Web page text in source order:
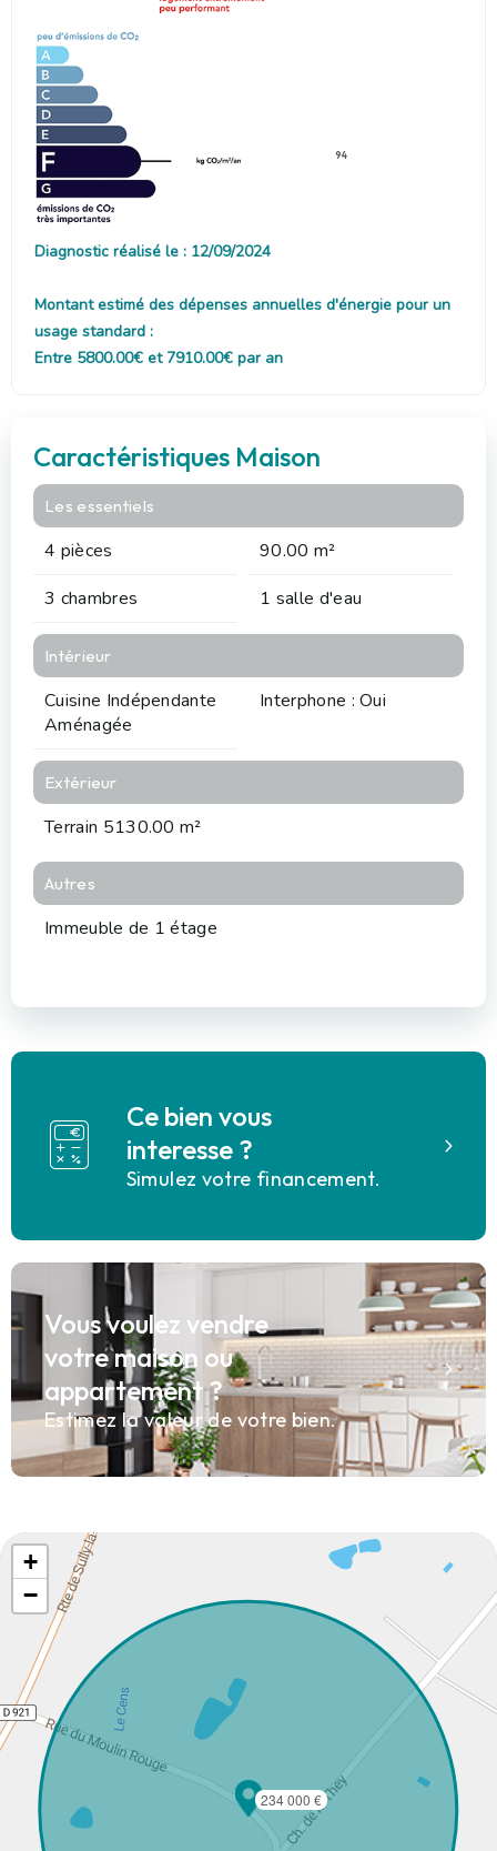
94
Diagnostic réalisé le : 12/09/2024
Montant estimé des dépenses annuelles d'énergie pour un
usage standard :
Entre 5800.00€ et 7910.00€ par an
Caractéristiques Maison
Les essentiels
4 pièces
90.00 m²
3 chambres
1 salle d'eau
Intérieur
Cuisine Indépendante
Aménagée
Interphone : Oui
Extérieur
Terrain 5130.00 m²
Autres
Immeuble de 1 étage
Ce bien vous
interesse ?
Simulez votre financement.
Vous voulez vendre
votre maison ou
appartement ?
Estimez la valeur de votre bien.
234 000 €
+
−